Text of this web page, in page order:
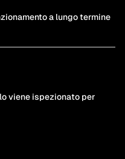
a lungo termine
viene ispezionato per